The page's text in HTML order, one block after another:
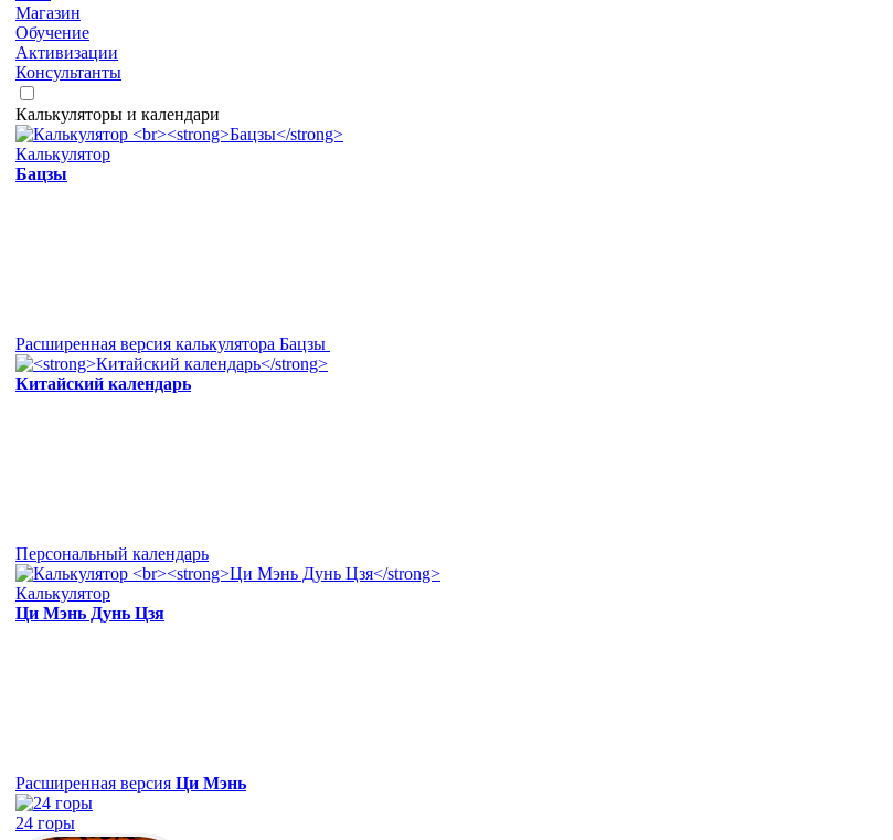
Магазин
Обучение
Активизации
Консультанты
Калькуляторы и календари
Калькулятор
Бацзы
Расширенная версия калькулятора Бацзы
Китайский календарь
Персональный календарь
Калькулятор
Ци Мэнь Дунь Цзя
Расширенная версия Ци Мэнь
24 горы